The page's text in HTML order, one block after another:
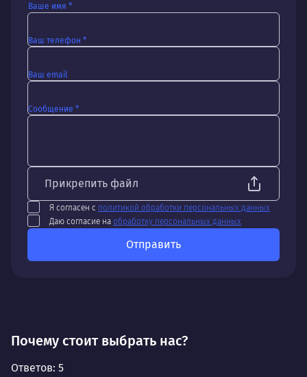
Ваше имя *
Ваш телефон *
Ваш email
Сообщение *
Прикрепить файл
Я согласен с политикой обработки персональных данных
Даю согласие на обработку персональных данных
Отправить
Почему стоит выбрать нас?
Ответов: 5